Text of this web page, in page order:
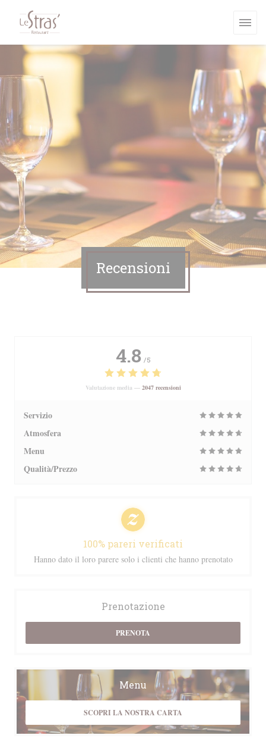
Recensioni
4.8 /5
Valutazione media — 2047 recensioni
Servizio
Atmosfera
Menu
Qualità/Prezzo
100% pareri verificati
Hanno dato il loro parere solo i clienti che hanno prenotato
Prenotazione
PRENOTA
Menu
SCOPRI LA NOSTRA CARTA